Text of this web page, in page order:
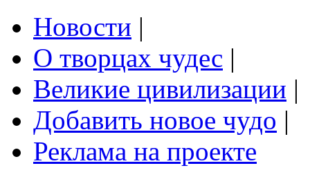
Новости |
О творцах чудес |
Великие цивилизации |
Добавить новое чудо |
Реклама на проекте